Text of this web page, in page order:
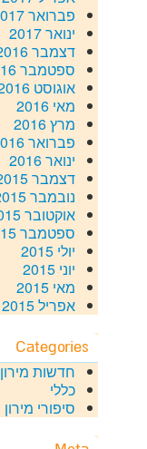
פברואר 2017
ינואר 2017
דצמבר 2016
ספטמבר 2016
אוגוסט 2016
מאי 2016
מרץ 2016
פברואר 2016
ינואר 2016
דצמבר 2015
נובמבר 2015
אוקטובר 2015
ספטמבר 2015
יולי 2015
יוני 2015
מאי 2015
אפריל 2015
Categories
חדשות מירון
כללי
סיפורי מירון